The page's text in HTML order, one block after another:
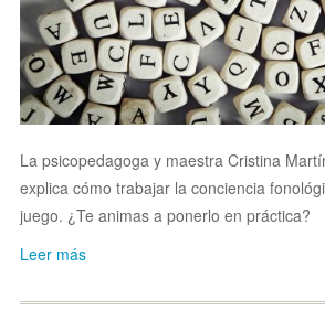
La psicopedagoga y maestra Cristina
explica cómo trabajar la conciencia
juego. ¿Te animas a ponerlo en práctica?
Leer más